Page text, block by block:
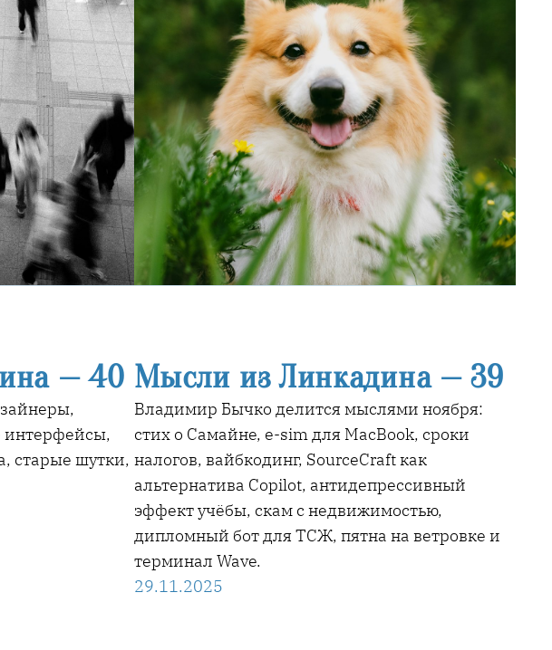
— 40
интерфейсы,
старые шутки,
Мысли из Линкадина — 39
Владимир Бычко делится мыслями ноября:
стих о Самайне, e-sim для MacBook, сроки
налогов, вайбкодинг, SourceCraft как
альтернатива Copilot, антидепрессивный
эффект учёбы, скам с недвижимостью,
дипломный бот для ТСЖ, пятна на ветровке и
терминал Wave.
29.11.2025